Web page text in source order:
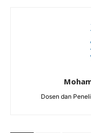
Dosen dan